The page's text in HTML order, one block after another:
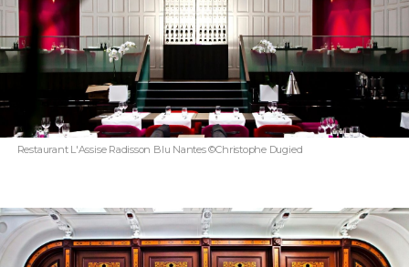
Restaurant L'Assise Radisson Blu Nantes ©Christophe Dugied